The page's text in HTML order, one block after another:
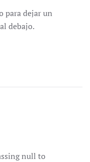
para dejar un
debajo.
null to